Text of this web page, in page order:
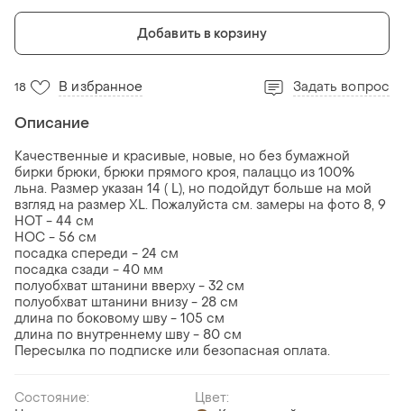
Добавить в корзину
18 В избранное Задать вопрос
Описание
Качественные и красивые, новые, но без бумажной
бирки брюки, брюки прямого кроя, палаццо из 100%
льна. Размер указан 14 ( L), но подойдут больше на мой
взгляд на размер XL. Пожалуйста см. замеры на фото 8, 9
НОТ - 44 см
НОС - 56 см
посадка спереди - 24 см
посадка сзади - 40 мм
полуобхват штанини вверху - 32 см
полуобхват штанини внизу - 28 см
длина по боковому шву - 105 см
длина по внутреннему шву - 80 см
Пересылка по подписке или безопасная оплата.
Состояние:
Цвет: